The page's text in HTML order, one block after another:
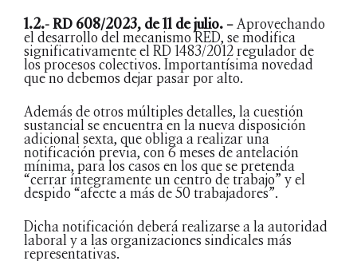
1.2.- RD 608/2023, de 11 de julio. –Aprovechando
el desarrollo del mecanismo RED, se modifica
significativamente el RD 1483/2012 regulador de
los procesos colectivos. Importantísima novedad
que no debemos dejar pasar por alto.
Además de otros múltiples detalles, la cuestión
sustancial se encuentra en la nueva disposición
adicional sexta, que obliga a realizar una
notificación previa, con 6 meses de antelación
mínima, para los casos en los que se pretenda
“cerrar íntegramente un centro de trabajo” y el
despido “afecte a más de 50 trabajadores”.
Dicha notificación deberá realizarse a la autoridad
laboral y a las organizaciones sindicales más
representativas.